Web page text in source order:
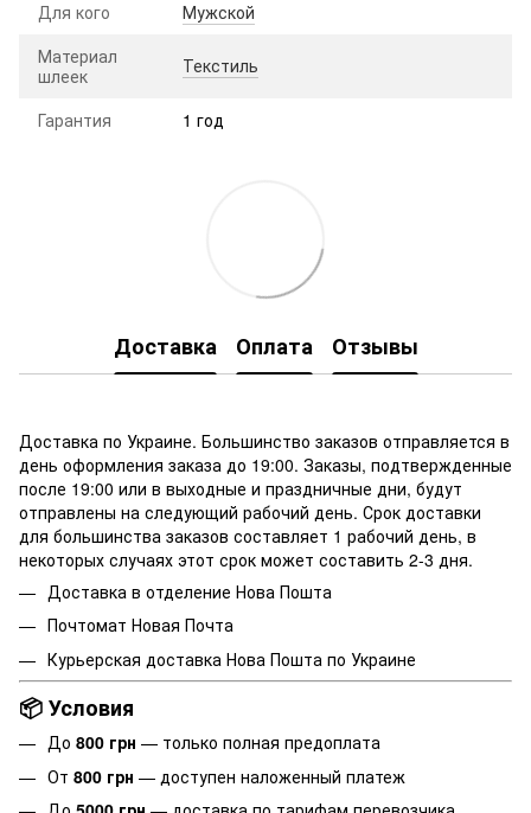
Для кого
Мужской
Материал
шлеек
Текстиль
Гарантия 1 год
Доставка Оплата Отзывы
Доставка по Украине. Большинство заказов отправляется в
день оформления заказа до 19:00. Заказы, подтвержденные
после 19:00 или в выходные и праздничные дни, будут
отправлены на следующий рабочий день. Срок доставки
для большинства заказов составляет 1 рабочий день, в
некоторых случаях этот срок может составить 2-3 дня.
Доставка в отделение Нова Пошта
Почтомат Новая Почта
Курьерская доставка Нова Пошта по Украине
📦 Условия
До 800 грн — только полная предоплата
От 800 грн — доступен наложенный платеж